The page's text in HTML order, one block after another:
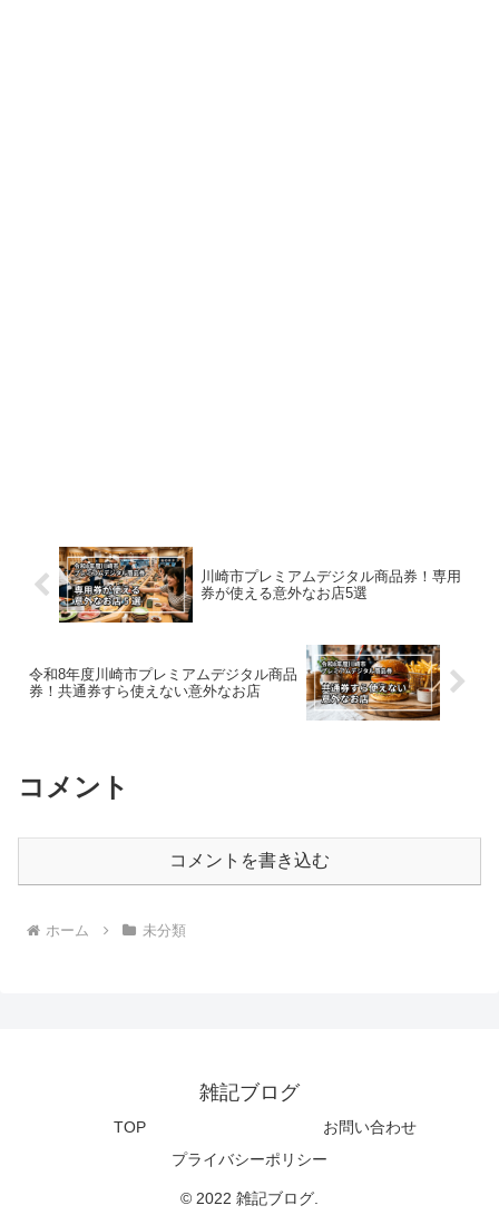
川崎市プレミアムデジタル商品券！専用
券が使える意外なお店5選
令和8年度川崎市プレミアムデジタル商品
券！共通券すら使えない意外なお店
コメント
コメントを書き込む
ホーム 未分類
雑記ブログ
TOP
お問い合わせ
プライバシーポリシー
© 2022 雑記ブログ.